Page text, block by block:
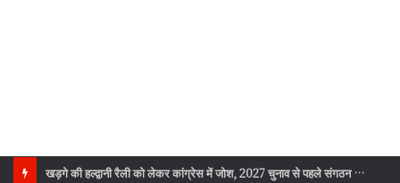
खड़गे की हल्द्वानी रैली को लेकर कांग्रेस में जोश, 2027 चुनाव से पहले संगठन को नई ऊर्जा मिलने की उम्मीद